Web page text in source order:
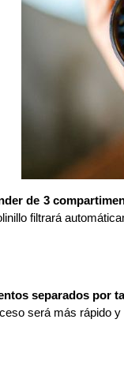
de 3
filtrará
separados por
será más